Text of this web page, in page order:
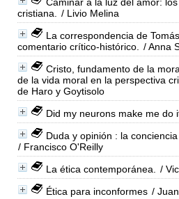
cristiana.
/ Livio Melina
La correspondencia de
comentario crítico-histórico.
/ Anna
Cristo, fundamento de la
de la vida moral en la perspectiva
de Haro y Goytisolo
Did my neurons make me do
Duda y opinión : la
/ Francisco O'Reilly
La ética contemporánea.
/
Ética para inconformes /